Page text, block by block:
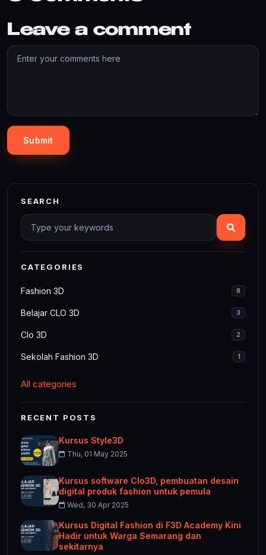
Leave a comment
Submit
SEARCH
CATEGORIES
Fashion 3D 8
Belajar CLO 3D 3
Clo 3D 2
Sekolah Fashion 3D 1
All categories
RECENT POSTS
Kursus Style3D
Thu, 01 May 2025
Kursus software Clo3D, pembuatan desain
digital produk fashion untuk pemula
Wed, 30 Apr 2025
Kursus Digital Fashion di F3D Academy Kini
Hadir untuk Warga Semarang dan
sekitarnya